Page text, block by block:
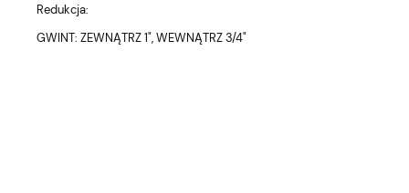
Redukcja:
GWINT: ZEWNĄTRZ 1", WEWNĄTRZ 3/4"